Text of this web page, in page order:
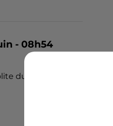
- 08h54
du jour dans l 'Actu en